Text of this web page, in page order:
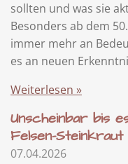
sollten und was sie
Besonders ab dem
immer mehr an
es an neuen
Weiterlesen »
Unscheinbar bis
Felsen-Steinkraut
07.04.2026